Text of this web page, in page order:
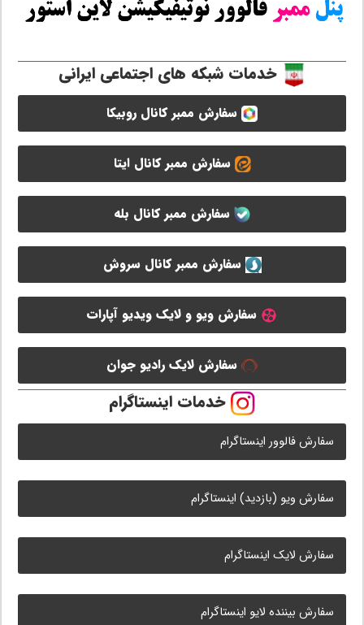
خدمات شبکه های اجتماعی ایرانی
سفارش ممبر کانال روبیکا
سفارش ممبر کانال ایتا
سفارش ممبر کانال بله
سفارش ممبر کانال سروش
سفارش ویو و لایک ویدیو آپارات
سفارش لایک رادیو جوان
خدمات اینستاگرام
سفارش فالوور اینستاگرام
سفارش ویو (بازدید) اینستاگرام
سفارش لایک اینستاگرام
سفارش بیننده لایو اینستاگرام